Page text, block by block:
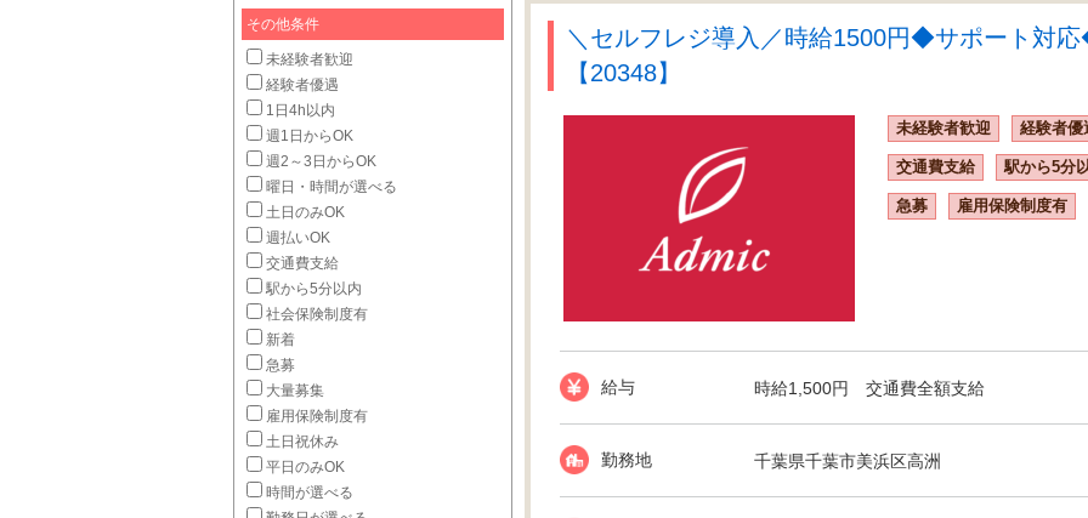
＼セルフレジ導入／時給1500円◆サポート対
【20348】
未経験者歓迎 経験者優
交通費支給 駅から5分
急募 雇用保険制度有
給与 時給1,500円 交通費全額支給
勤務地 千葉県千葉市美浜区高洲
その他条件
未経験者歓迎
経験者優遇
1日4h以内
週1日からOK
週2～3日からOK
曜日・時間が選べる
土日のみOK
週払いOK
交通費支給
駅から5分以内
社会保険制度有
新着
急募
大量募集
雇用保険制度有
土日祝休み
平日のみOK
時間が選べる